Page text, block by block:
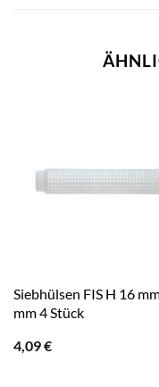
Siebhülsen FIS H 16
mm 4 Stück
4,09€